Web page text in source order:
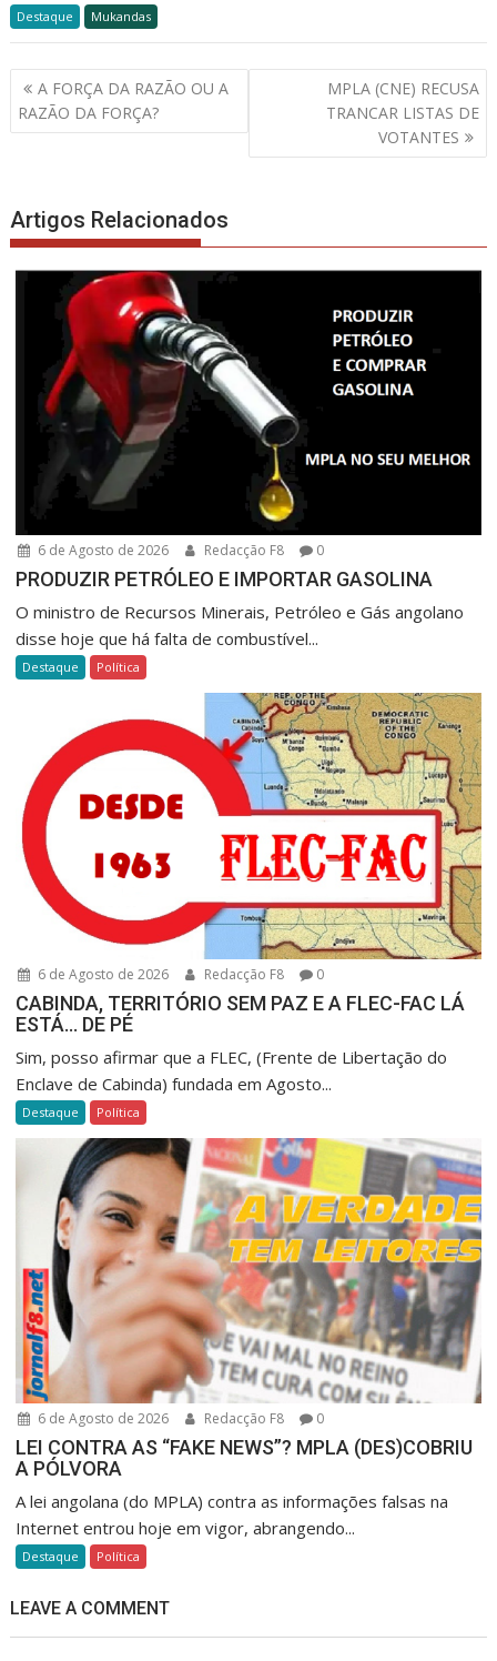
Destaque Mukandas
Navegação
de
artigos
A FORÇA DA RAZÃO OU A
RAZÃO DA FORÇA?
MPLA (CNE) RECUSA
TRANCAR LISTAS DE
VOTANTES
Artigos Relacionados
6 de Agosto de 2026 Redacção F8 0
PRODUZIR PETRÓLEO E IMPORTAR GASOLINA
O ministro de Recursos Minerais, Petróleo e Gás angolano
disse hoje que há falta de combustível...
Destaque Política
6 de Agosto de 2026 Redacção F8 0
CABINDA, TERRITÓRIO SEM PAZ E A FLEC-FAC LÁ
ESTÁ… DE PÉ
Sim, posso afirmar que a FLEC, (Frente de Libertação do
Enclave de Cabinda) fundada em Agosto...
Destaque Política
6 de Agosto de 2026 Redacção F8 0
LEI CONTRA AS “FAKE NEWS”? MPLA (DES)COBRIU
A PÓLVORA
A lei angolana (do MPLA) contra as informações falsas na
Internet entrou hoje em vigor, abrangendo...
Destaque Política
LEAVE A COMMENT